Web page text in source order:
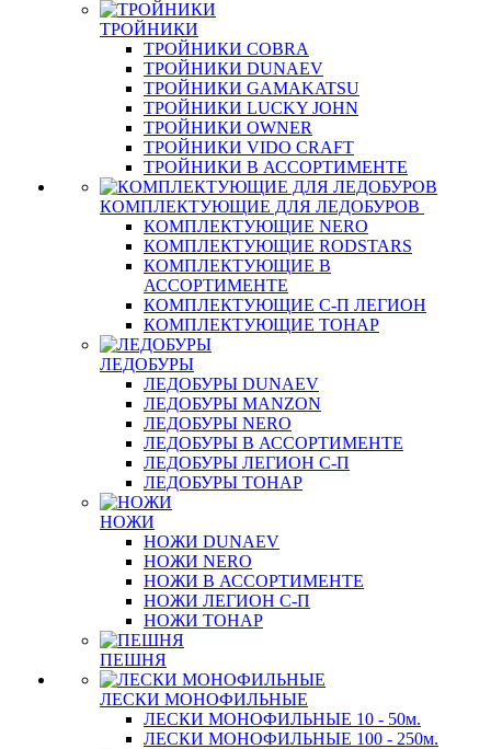
ТРОЙНИКИ
ТРОЙНИКИ COBRA
ТРОЙНИКИ DUNAEV
ТРОЙНИКИ GAMAKATSU
ТРОЙНИКИ LUCKY JOHN
ТРОЙНИКИ OWNER
ТРОЙНИКИ VIDO CRAFT
ТРОЙНИКИ В АССОРТИМЕНТЕ
КОМПЛЕКТУЮЩИЕ ДЛЯ ЛЕДОБУРОВ
КОМПЛЕКТУЮЩИЕ NERO
КОМПЛЕКТУЮЩИЕ RODSTARS
КОМПЛЕКТУЮЩИЕ В
АССОРТИМЕНТЕ
КОМПЛЕКТУЮЩИЕ С-П ЛЕГИОН
КОМПЛЕКТУЮЩИЕ ТОНАР
ЛЕДОБУРЫ
ЛЕДОБУРЫ DUNAEV
ЛЕДОБУРЫ MANZON
ЛЕДОБУРЫ NERO
ЛЕДОБУРЫ В АССОРТИМЕНТЕ
ЛЕДОБУРЫ ЛЕГИОН С-П
ЛЕДОБУРЫ ТОНАР
НОЖИ
НОЖИ DUNAEV
НОЖИ NERO
НОЖИ В АССОРТИМЕНТЕ
НОЖИ ЛЕГИОН С-П
НОЖИ ТОНАР
ПЕШНЯ
ЛЕСКИ МОНОФИЛЬНЫЕ
ЛЕСКИ МОНОФИЛЬНЫЕ 10 - 50м.
ЛЕСКИ МОНОФИЛЬНЫЕ 100 - 250м.